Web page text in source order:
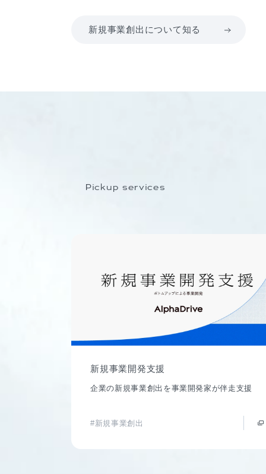
新規事業創出について知る
Pickup services
新規事業開発支援
企業の新規事業創出を事業開発家が伴走支援
#新規事業創出